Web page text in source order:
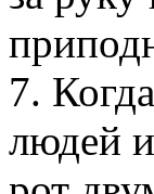
7.
людей